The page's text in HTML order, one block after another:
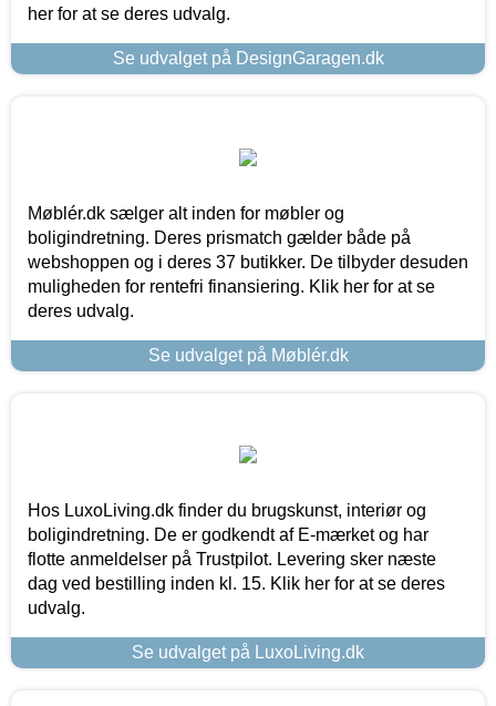
her for at se deres udvalg.
Se udvalget på DesignGaragen.dk
Møblér.dk sælger alt inden for møbler og
boligindretning. Deres prismatch gælder både på
webshoppen og i deres 37 butikker. De tilbyder desuden
muligheden for rentefri finansiering. Klik her for at se
deres udvalg.
Se udvalget på Møblér.dk
Hos LuxoLiving.dk finder du brugskunst, interiør og
boligindretning. De er godkendt af E-mærket og har
flotte anmeldelser på Trustpilot. Levering sker næste
dag ved bestilling inden kl. 15. Klik her for at se deres
udvalg.
Se udvalget på LuxoLiving.dk